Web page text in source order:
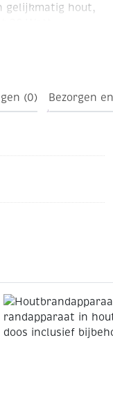
gelijkmatig hout,
brandstiften zie
t/m 195233
(0) Bezorgen